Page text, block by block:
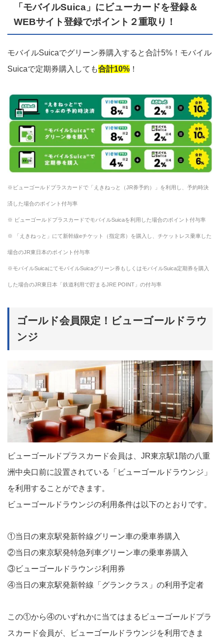
「モバイルSuica」にビューカードを登録＆
WEBサイト登録でポイント２重取り！
モバイルSuicaでグリーン券購入すると合計5%！モバイル
Suicaで定期券購入しても合計10% ！
※ビューゴールドプラスカードで「えきねっと（JR券予約）」を利用し、予約時決
済した場合のポイント付与率
※ ビューゴールドプラスカードでモバイルSuicaを利用した場合のポイント付与率
※ 「えきねっと」にて新幹線eチケット（指定席）を購入し、チケットレス乗車した
場合のJR東日本のポイント付与率
※モバイルSuicaにてモバイルSuicaグリーン券もしくはモバイルSuica定期券を購入
した場合のJR東日本「鉄道利用で貯まるJRE POINT」の付与率
ゴールド会員限定！ビューゴールドラウ
ンジ
ビューゴールドプラスカード会員は、JR東京駅1階の八重
洲中央口前に設置されている「ビューゴールドラウンジ」
を利用することができます。
ビューゴールドラウンジの利用条件は以下のとおりです。
①当日の東京駅発新幹線グリーン車の乗車券購入
②当日の東京駅発特急列車グリーン車の乗車券購入
③ビューゴールドラウンジ利用券
④当日の東京駅発新幹線「グランクラス」の利用予定者
この①から④のいずれかに当てはまるビューゴールドプラ
スカード会員が、ビューゴールドラウンジを利用できま